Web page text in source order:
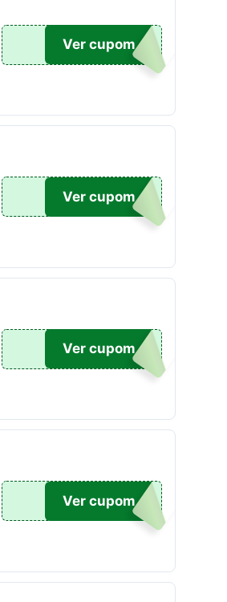
UPOM
Ver cupom
100
Ver cupom
TICO
Ver cupom
UPOM
Ver cupom